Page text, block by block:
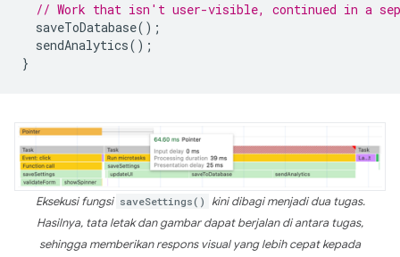
// Work that isn't user-visible, continued in a
saveToDatabase();
sendAnalytics();
}
Eksekusi fungsi saveSettings()
kini dibagi menjadi dua tugas.
Hasilnya, tata letak dan gambar dapat berjalan di antara tugas,
sehingga memberikan respons visual yang lebih cepat kepada